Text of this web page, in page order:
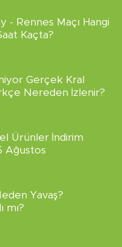
- Rennes Maçı Hangi
Kaçta?
Gerçek Kral
Nereden İzlenir?
Ürünler İndirim
Ağustos
Yavaş?
mı?